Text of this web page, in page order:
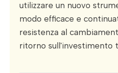
utilizzare un nuovo
modo efficace e
resistenza al
ritorno sull'investimento